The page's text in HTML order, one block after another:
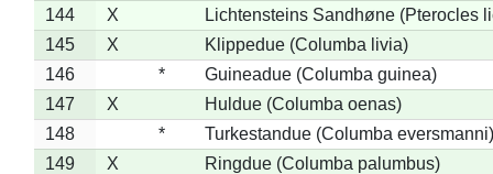
144
X
Lichtensteins Sandhøne (Pterocles
145
X
Klippedue (Columba livia)
146
*
Guineadue (Columba guinea)
147
X
Huldue (Columba oenas)
148
*
Turkestandue (Columba eversmanni)
149
X
Ringdue (Columba palumbus)